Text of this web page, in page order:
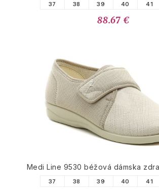
37 38 39 40 41
88.67 €
Medi Line 9530 béžová dámska
37 38 39 40 41